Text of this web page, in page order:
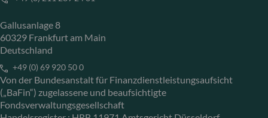
Gallusanlage 8
60329 Frankfurt am Main
Deutschland
+49 (0) 69 920 50 0
Von der Bundesanstalt für Finanzdienstleistungsaufsicht
(„BaFin“) zugelassene und beaufsichtigte
Fondsverwaltungsgesellschaft